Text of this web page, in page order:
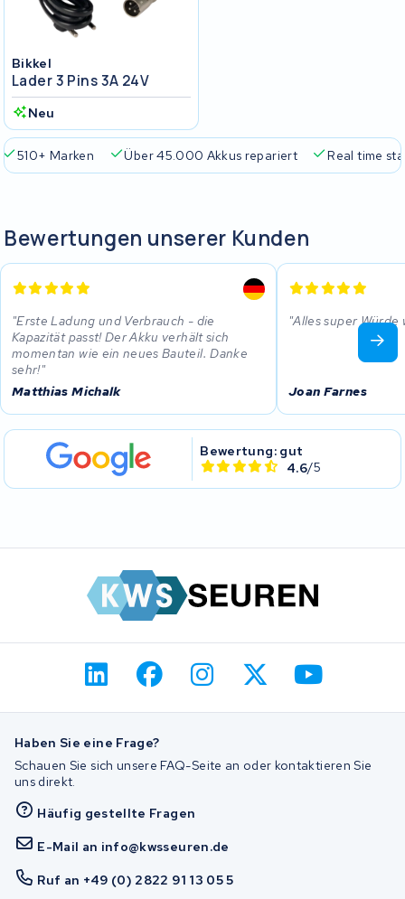
Bikkel
Lader 3 Pins 3A 24V
Neu
510+ Marken Über 45.000 Akkus repariert Real time
Bewertungen unserer Kunden
Erste Ladung und Verbrauch - die
Kapazität passt! Der Akku verhält sich
momentan wie ein neues Bauteil. Danke
sehr!
Matthias Michalk
Alles super
Joan Farnes
Bewertung: gut
4.6/5
Haben Sie eine Frage?
Schauen Sie sich unsere FAQ-Seite an oder kontaktieren Sie
uns direkt.
Häufig gestellte Fragen
E-Mail an info@kwsseuren.de
Ruf an +49 (0) 2822 91 13 05 5